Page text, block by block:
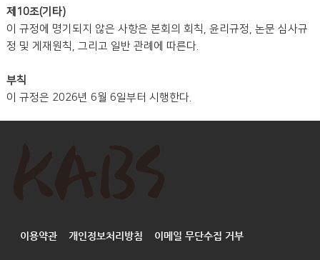
제10조(기타)
이 규정에 명기되지 않은 사항은 본회의 회칙, 윤리규정, 논문 심사규
정 및 게재원칙, 그리고 일반 관례에 따른다.
부칙
이 규정은 2026년 6월 6일부터 시행한다.
이용약관 개인정보처리방침 이메일 무단수집 거부